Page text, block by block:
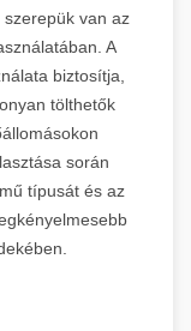
van az
A
biztosítja,
tölthetők
során
típusát és az